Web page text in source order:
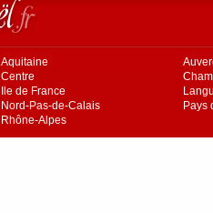
Aquitaine
Centre
Ile de France
Nord-Pas-de-Calais
Pays
Rhône-Alpes